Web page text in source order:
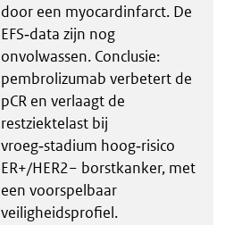
door een myocardinfarct. De
EFS‑data zijn nog
onvolwassen. Conclusie:
pembrolizumab verbetert de
pCR en verlaagt de
restziektelast bij
vroeg‑stadium hoog‑risico
ER+/HER2− borstkanker, met
een voorspelbaar
veiligheidsprofiel.